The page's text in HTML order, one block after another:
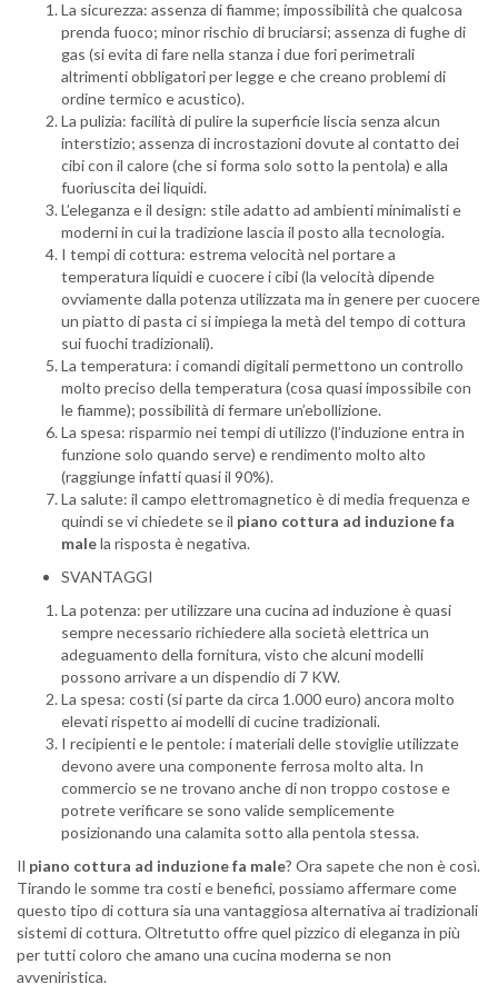
La sicurezza: assenza di fiamme; impossibilità che qualcosa
prenda fuoco; minor rischio di bruciarsi; assenza di fughe di
gas (si evita di fare nella stanza i due fori perimetrali
altrimenti obbligatori per legge e che creano problemi di
ordine termico e acustico).
La pulizia: facilità di pulire la superficie liscia senza alcun
interstizio; assenza di incrostazioni dovute al contatto dei
cibi con il calore (che si forma solo sotto la pentola) e alla
fuoriuscita dei liquidi.
L’eleganza e il design: stile adatto ad ambienti minimalisti e
moderni in cui la tradizione lascia il posto alla tecnologia.
I tempi di cottura: estrema velocità nel portare a
temperatura liquidi e cuocere i cibi (la velocità dipende
ovviamente dalla potenza utilizzata ma in genere per cuocere
un piatto di pasta ci si impiega la metà del tempo di cottura
sui fuochi tradizionali).
La temperatura: i comandi digitali permettono un controllo
molto preciso della temperatura (cosa quasi impossibile con
le fiamme); possibilità di fermare un’ebollizione.
La spesa: risparmio nei tempi di utilizzo (l’induzione entra in
funzione solo quando serve) e rendimento molto alto
(raggiunge infatti quasi il 90%).
La salute: il campo elettromagnetico è di media frequenza e
quindi se vi chiedete se il piano cottura ad induzione fa
malela risposta è negativa.
SVANTAGGI
La potenza: per utilizzare una cucina ad induzione è quasi
sempre necessario richiedere alla società elettrica un
adeguamento della fornitura, visto che alcuni modelli
possono arrivare a un dispendio di 7 KW.
La spesa: costi (si parte da circa 1.000 euro) ancora molto
elevati rispetto ai modelli di cucine tradizionali.
I recipienti e le pentole: i materiali delle stoviglie utilizzate
devono avere una componente ferrosa molto alta. In
commercio se ne trovano anche di non troppo costose e
potrete verificare se sono valide semplicemente
posizionando una calamita sotto alla pentola stessa.
Il piano cottura ad induzione fa male? Ora sapete che non è così.
Tirando le somme tra costi e benefici, possiamo affermare come
questo tipo di cottura sia una vantaggiosa alternativa ai tradizionali
sistemi di cottura. Oltretutto offre quel pizzico di eleganza in più
per tutti coloro che amano una cucina moderna se non
avveniristica.